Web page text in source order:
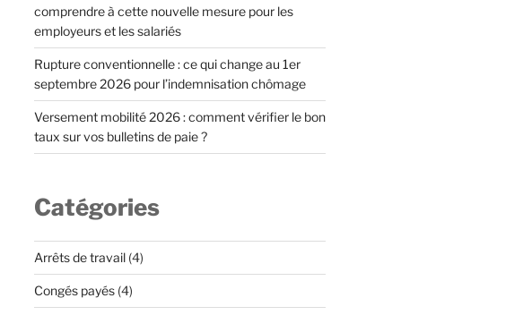
comprendre à cette nouvelle mesure pour les
employeurs et les salariés
Rupture conventionnelle : ce qui change au 1er
septembre 2026 pour l’indemnisation chômage
Versement mobilité 2026 : comment vérifier le bon
taux sur vos bulletins de paie ?
Catégories
Arrêts de travail(4)
Congés payés(4)